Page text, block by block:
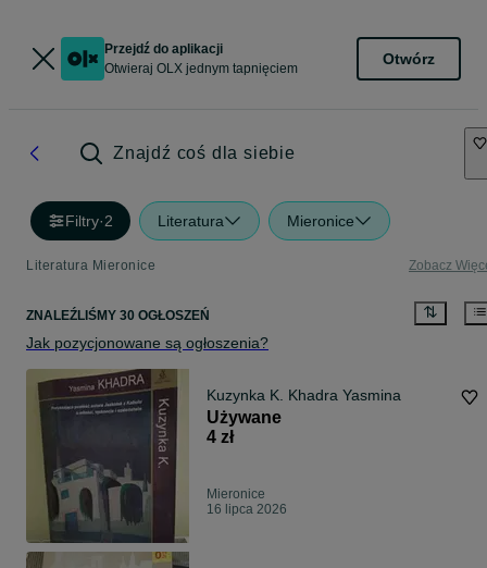
Przejdź do aplikacji
Otwieraj OLX jednym tapnięciem
Otwórz
Znajdź coś dla siebie
Filtry·2 Literatura Mieronice
Literatura Mieronice Zobacz
ZNALEŹLIŚMY 30 OGŁOSZEŃ
Jak pozycjonowane są ogłoszenia?
Kuzynka K. Khadra Yasmina
Używane
4 zł
Mieronice
16 lipca 2026